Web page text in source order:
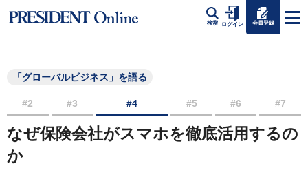
検索 ログイン 会員登録
「グローバルビジネス」を語る
#2 #3 #4 #5 #6 #7
なぜ保険会社がスマホを徹底活用するの
か